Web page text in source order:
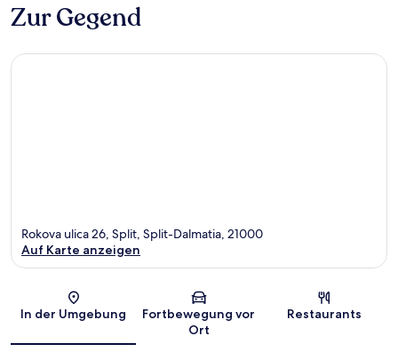
Zur Gegend
Karte
Rokova ulica 26, Split, Split-Dalmatia, 21000
Auf Karte anzeigen
In der Umgebung
Fortbewegung vor
Ort
Restaurants